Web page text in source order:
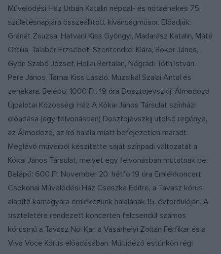
Művelődési Ház Urbán Katalin népdal- és nótaénekes 75.
születésnapjára összeállított kívánságműsor. Előadják:
Gránát Zsuzsa, Hatvani Kiss Gyöngyi, Madarász Katalin, Máté
Ottília, Talabér Erzsébet, Szentendrei Klára, Bokor János,
Győri Szabó József, Hollai Bertalan, Nógrádi Tóth István,
Pere János, Tarnai Kiss László. Muzsikál Szalai Antal és
zenekara. Belépő: 1000 Ft. 19 óra Dosztojevszkij: Álmodozó
Újpalotai Közösségi Ház A Kókai János Társulat színházi
előadása (egy felvonásban) Dosztojevszkij utolsó regénye,
az Álmodozó, az író halála miatt befejezetlen maradt.
Meglévő műveiből készítette saját színpadi változatát a
Kókai János Társulat, melyet egy felvonásban mutatnak be.
Belépő: 600 Ft November 20. hétfő 19 óra Emlékkoncert
Csokonai Művelődési Ház Cseszka Editre, a Tavasz kórus
alapító karnagyára emlékezünk halálának 15. évfordulóján. A
tiszteletére rendezett koncerten felcsendül számos
kórusmű a Tavasz Női Kar, a Vásárhelyi Zoltán Férfikar és a
Viva Voce Kórus előadásában. Múltidéző estünkön régi